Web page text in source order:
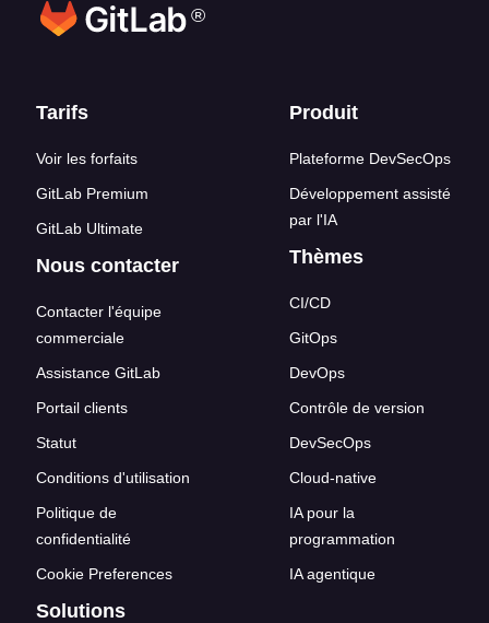
®
Liens en bas de page
Tarifs
Voir les forfaits
GitLab Premium
GitLab Ultimate
Nous contacter
Contacter l'équipe
commerciale
Assistance GitLab
Portail clients
Statut
Conditions d'utilisation
Politique de
confidentialité
Cookie Preferences
Produit
Plateforme DevSecOps
Développement assisté
par l'IA
Thèmes
CI/CD
GitOps
DevOps
Contrôle de version
DevSecOps
Cloud-native
IA pour la
programmation
IA agentique
Solutions